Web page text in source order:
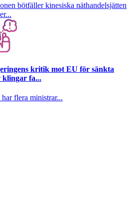
bötfäller kinesiska näthandelsjätten
kritik mot EU för sänkta
klingar fa...
flera ministrar...